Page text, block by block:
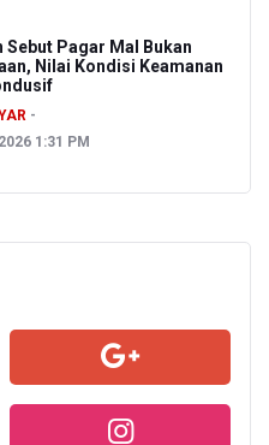
Sebut Pagar Mal Bukan
Nilai Kondisi Keamanan
1:31 PM